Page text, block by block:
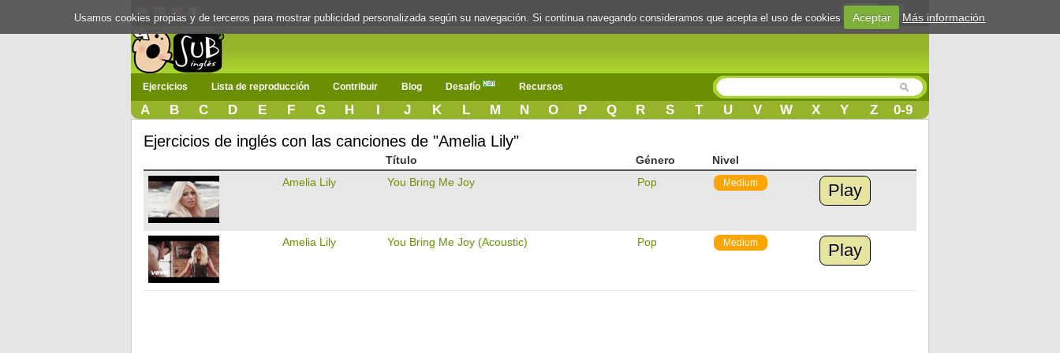
Login
Ejercicios Lista de reproducción Contribuir Blog Desafío Recursos
A B C D E F G H I J K L M N O P Q R S T U V W X Y Z 0-9
Ejercicios de inglés con las canciones de "Amelia Lily"
Título Género
Nivel
Amelia Lily
You Bring Me Joy Pop Medium Play
Amelia Lily You Bring Me Joy (Acoustic) Pop Medium Play
Usamos cookies propias y de terceros para mostrar publicidad personalizada según su navegación. Si continua navegando consideramos que acepta el uso de cookies Aceptar Más información